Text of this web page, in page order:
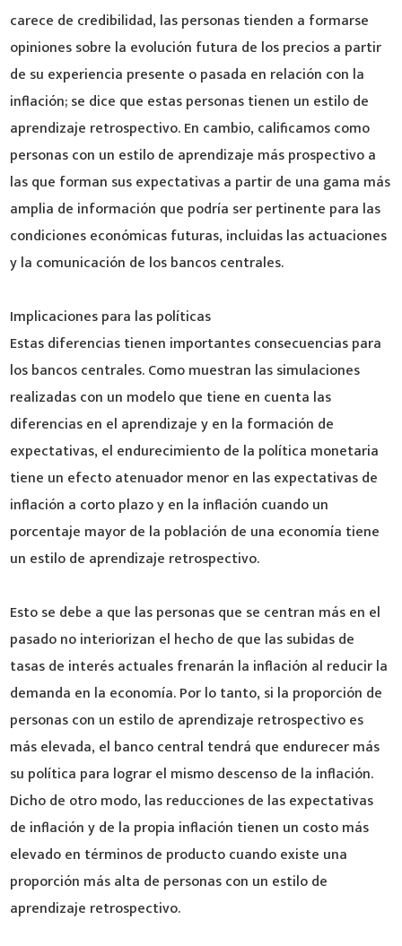
carece de credibilidad, las personas tienden a formarse
opiniones sobre la evolución futura de los precios a partir
de su experiencia presente o pasada en relación con la
inflación; se dice que estas personas tienen un estilo de
aprendizaje retrospectivo. En cambio, calificamos como
personas con un estilo de aprendizaje más prospectivo a
las que forman sus expectativas a partir de una gama más
amplia de información que podría ser pertinente para las
condiciones económicas futuras, incluidas las actuaciones
y la comunicación de los bancos centrales.
Implicaciones para las políticas
Estas diferencias tienen importantes consecuencias para
los bancos centrales. Como muestran las simulaciones
realizadas con un modelo que tiene en cuenta las
diferencias en el aprendizaje y en la formación de
expectativas, el endurecimiento de la política monetaria
tiene un efecto atenuador menor en las expectativas de
inflación a corto plazo y en la inflación cuando un
porcentaje mayor de la población de una economía tiene
un estilo de aprendizaje retrospectivo.
Esto se debe a que las personas que se centran más en el
pasado no interiorizan el hecho de que las subidas de
tasas de interés actuales frenarán la inflación al reducir la
demanda en la economía. Por lo tanto, si la proporción de
personas con un estilo de aprendizaje retrospectivo es
más elevada, el banco central tendrá que endurecer más
su política para lograr el mismo descenso de la inflación.
Dicho de otro modo, las reducciones de las expectativas
de inflación y de la propia inflación tienen un costo más
elevado en términos de producto cuando existe una
proporción más alta de personas con un estilo de
aprendizaje retrospectivo.